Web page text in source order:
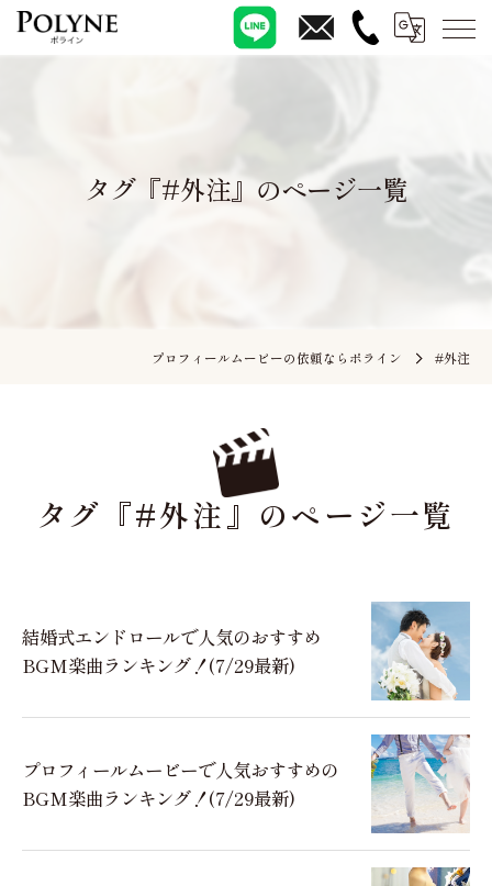
タグ『#外注』のページ一覧
プロフィールムービーの依頼ならポライン #外注
タグ『#外注』のページ一覧
結婚式エンドロールで人気のおすすめ
BGM楽曲ランキング！(7/29最新)
プロフィールムービーで人気おすすめの
BGM楽曲ランキング！(7/29最新)